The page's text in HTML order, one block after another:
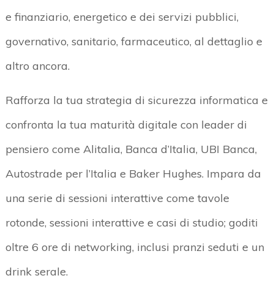
e finanziario, energetico e dei servizi pubblici,
governativo, sanitario, farmaceutico, al dettaglio e
altro ancora.
Rafforza la tua strategia di sicurezza informatica e
confronta la tua maturità digitale con leader di
pensiero come Alitalia, Banca d’Italia, UBI Banca,
Autostrade per l’Italia e Baker Hughes. Impara da
una serie di sessioni interattive come tavole
rotonde, sessioni interattive e casi di studio; goditi
oltre 6 ore di networking, inclusi pranzi seduti e un
drink serale.